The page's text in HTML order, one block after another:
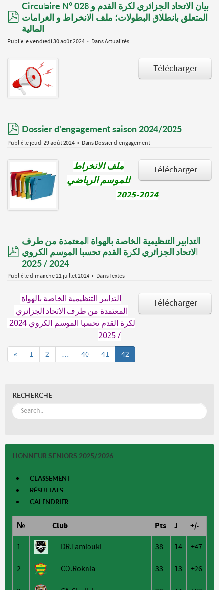
pdf
Circulaire N° 028 بيان الاتحاد الجزائري لكرة القدم و
المتعلق بانطلاق البطولات؛ ملف الانخراط و الغرامات
المالية
Publié le vendredi 30 août 2024 DansActualités
Télécharger
pdf
Dossier d'engagement saison 2024/2025
Publié le jeudi 29 août 2024 Dans Dossier d'engagement
Télécharger
ملف الانخراط
للموسم الرياضي
2024-2025
pdf
التدابير التنظيمية الخاصة بالهواة المعتمدة من طرف
الاتحاد الجزائري لكرة القدم تحسبا الموسم الكروي
2024 / 2025
Publié le dimanche 21 juillet 2024 DansTextes
Télécharger
/ 2025
« 1 2 … 40 41 42
RECHERCHE
HONNEUR SENIORS 2025/2026
CLASSEMENT
RÉSULTATS
CALENDRIER
№ Club Pts J +/-
1 DR.Tamlouki 38 14 +47
2 CO.Roknia 33 13 +26